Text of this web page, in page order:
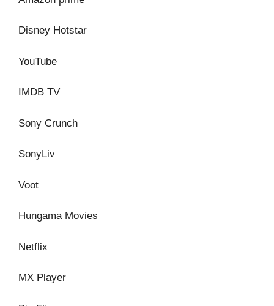
Disney Hotstar
YouTube
IMDB TV
Sony Crunch
SonyLiv
Voot
Hungama Movies
Netflix
MX Player